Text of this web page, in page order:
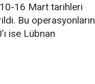
16 Mart tarihleri
Bu operasyonların
ise Lübnan